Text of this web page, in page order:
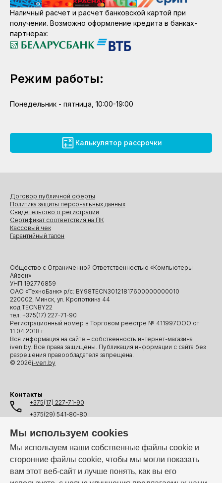
Мы используем cookies
Мы используем наши собственные файлы cookie и
сторонние файлы cookie, чтобы мы могли показать
вам этот веб-сайт и лучше понять, как вы его
Наличный расчет и расчет банковской картой при
получении. Возможно оформление кредита в банках-
партнёрах:
Режим работы:
Понедельник - пятница, 10:00-19:00
Калькулятор рассрочки
Общество с Ограниченной Ответственностью «Компьютеры
Айвен»
УНП 192776859
ОАО «ТехноБанк» р/с: BY98TECN30121817600000000010
220002, Минск, ул. Кропоткина 44
код TECNBY22
тел. +375(17) 227-71-90
Регистрационный номер в Торговом реестре № 411997ООО от
11.04.2018 г.
Вся информация на сайте – собственность интернет-магазина
iven.by. Все права защищены. Публикация информации с сайта без
разрешения правообладателя запрещена.
© 2026i-ven.by
Договор публичной оферты
Политика защиты персональных данных
Свидетельство о регистрации
Сертификат соответствия на ПК
Кассовый чек
Гарантийный талон
Контакты
+375(17) 227-71-90
+375(29) 541-80-80
+375(44) 541-80-80
info@i-ven.by